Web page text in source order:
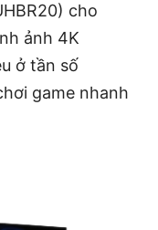
cho
ảnh 4K
ở tần số
game nhanh